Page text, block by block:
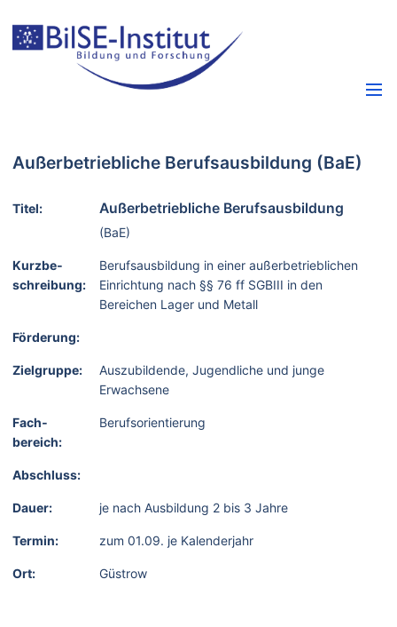
Außerbetriebliche Berufsausbildung (BaE)
Titel: Außerbetriebliche Berufsausbildung
(BaE)
Kurzbe­
schreibung:
Berufsausbildung in einer außerbetrieblichen
Einrichtung nach §§ 76 ff SGBIII in den
Bereichen Lager und Metall
Förderung:
Zielgruppe:
Auszubildende, Jugendliche und junge
Erwachsene
Fach­
bereich:
Berufsorientierung
Abschluss:
Dauer: je nach Ausbildung 2 bis 3 Jahre
Termin: zum 01.09. je Kalenderjahr
Ort: Güstrow